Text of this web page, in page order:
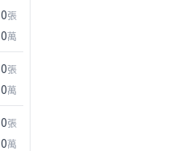
0張
0萬
0張
0萬
0張
0萬